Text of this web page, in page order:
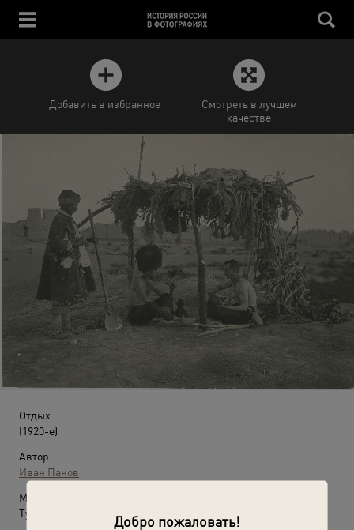
Добро пожаловать!
Добавить в избранное
Смотреть в лучшем
качестве
Отдых
(1920-е)
Автор:
Иван Панов
Место съемки:
Туркменская ССР